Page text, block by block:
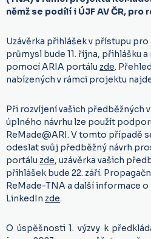
němž se podílí i ÚJF AV ČR, pro
Uzávěrka přihlášek v přístupu
průmysl bude 11. října, přihlášku
pomocí ARIA portálu zde.
nabízených v rámci projektu
Při rozvíjení vašich předběžných
úplného návrhu lze použít
ReMade@ARI. V tomto případě
odeslat svůj předběžný návrh
portálu zde, uzávěrka vašich
přihlášek bude 22. září.
ReMade-TNA a další informace
LinkedIn zde.
O úspěšnosti 1. výzvy k